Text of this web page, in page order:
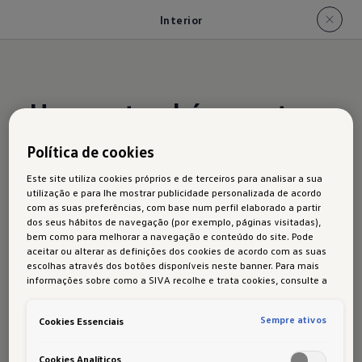
Interior
Um que também pontua
com valores interiores
1/ 7
Política de cookies
Este site utiliza cookies próprios e de terceiros para analisar a sua
utilização e para lhe mostrar publicidade personalizada de acordo
com as suas preferências, com base num perfil elaborado a partir
dos seus hábitos de navegação (por exemplo, páginas visitadas),
bem como para melhorar a navegação e conteúdo do site. Pode
aceitar ou alterar as definições dos cookies de acordo com as suas
escolhas através dos botões disponíveis neste banner. Para mais
informações sobre como a SIVA recolhe e trata cookies, consulte a
Cookies Essenciais Sempre ativos
Cookies Analíticos